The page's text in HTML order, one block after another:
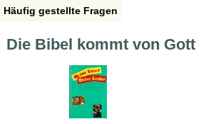
Häufig gestellte Fragen
Die Bibel kommt von Gott